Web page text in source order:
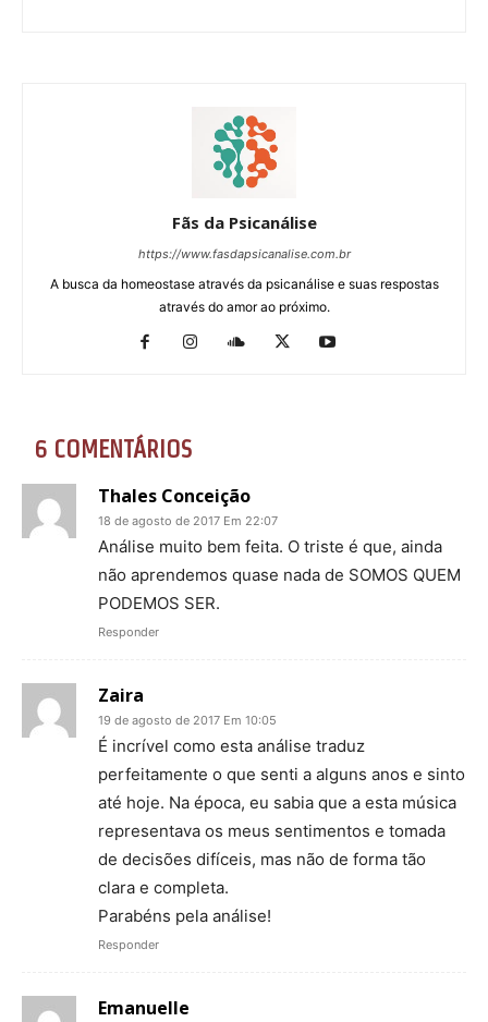
Fãs da Psicanálise
https://www.fasdapsicanalise.com.br
A busca da homeostase através da psicanálise e suas respostas
através do amor ao próximo.
6 COMENTÁRIOS
Thales Conceição
18 de agosto de 2017 Em 22:07
Análise muito bem feita. O triste é que, ainda
não aprendemos quase nada de SOMOS QUEM
PODEMOS SER.
Responder
Zaira
19 de agosto de 2017 Em 10:05
É incrível como esta análise traduz
perfeitamente o que senti a alguns anos e sinto
até hoje. Na época, eu sabia que a esta música
representava os meus sentimentos e tomada
de decisões difíceis, mas não de forma tão
clara e completa.
Parabéns pela análise!
Responder
Emanuelle